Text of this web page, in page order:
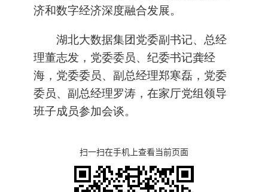
济和数字经济深度融合发展。
湖北大数据集团党委副书记、总经
理董志发，党委委员、纪委书记龚经
海，党委委员、副总经理郑寒磊，党委
委员、副总经理罗涛，在家厅党组领导
班子成员参加会谈。
扫一扫在手机上查看当前页面